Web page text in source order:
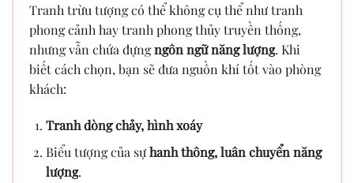
Tranh trừu tượng có thể không cụ thể như tranh
phong cảnh hay tranh phong thủy truyền thống,
nhưng vẫn chứa đựngngôn ngữ năng lượng. Khi
biết cách chọn, bạn sẽ đưa nguồn khí tốt vào phòng
khách:
Tranh dòng chảy, hình xoáy
Biểu tượng của sựhanh thông, luân chuyển năng
lượng.